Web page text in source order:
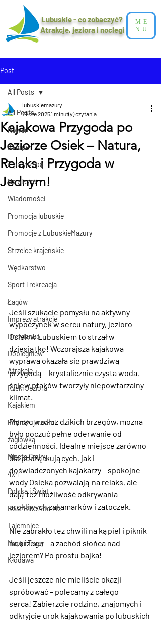
Lubuskie - co zobaczyć?
Atrakcje, jeziora i noclegi​
ME
NU
Post
All Posts
Rower
Kamper
Z przyczepą
Na pieszo
Wiadomości
Promocja lubuskie
Promocje z LubuskieMazury
Strzelce krajeńskie
Wędkarstwo
Sport i rekreacja
Łagów
Imprezy atrakcje
Drezdenko
Dobiegniew
Atrakcje
Rzeki Jeziora
Kajakiem
Podróżuj z nami
żaglówką
Miasta Gminy
4x4
Polska i Świat
Boat Bike And Me
Tajemnice
Mapy i Trasy
Kłodawa
All Posts
Kajakowa Przygoda po
Jeziorze Osiek – Natura,
Relaks i Przygoda w
Jednym!
lubuskiemazury
21 cze 20251 minut(y) czytania
Jeśli szukacie pomysłu na aktywny
wypoczynek w sercu natury, jezioro
Osiek w Lubuskiem to strzał w
dziesiątkę! Wczorajsza kajakowa
wyprawa okazała się prawdziwą
przygodą – krystalicznie czysta woda,
śpiew ptaków tworzyły niepowtarzalny
klimat.
Płynąc wzdłuż dzikich brzegów, można
było poczuć pełne oderwanie od
codzienności. Idealne miejsce zarówno
dla początkujących, jak i
doświadczonych kajakarzy – spokojne
wody Osieka pozwalają na relaks, ale
dają też możliwość odkrywania
urokliwych zakamarków i zatoczek.
Nie zabrakło też chwili na kąpiel i piknik
na brzegu – a zachód słońca nad
jeziorem? Po prostu bajka!
Jeśli jeszcze nie mieliście okazji
spróbować – polecamy z całego
serca! Zabierzcie rodzinę, znajomych i
odkryjcie urok kajakowania po lubuskich